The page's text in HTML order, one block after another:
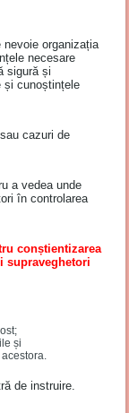
nevoie organizația
necesare
sigură și
și cunoștințele
cazuri de
a vedea unde
în controlarea
conștientizarea
supraveghetori
și
de instruire.